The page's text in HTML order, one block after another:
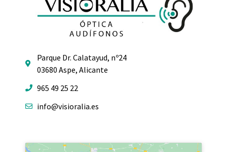
Parque Dr. Calatayud, nº24
03680 Aspe, Alicante
965 49 25 22
info@visioralia.es